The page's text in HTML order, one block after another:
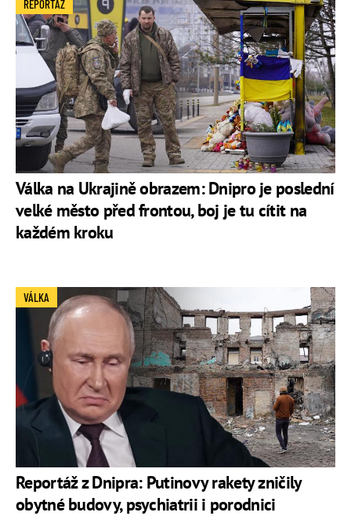
Válka na Ukrajině obrazem: Dnipro je poslední
velké město před frontou, boj je tu cítit na
každém kroku
REPORTÁŽ
Reportáž z Dnipra: Putinovy rakety zničily
obytné budovy, psychiatrii i porodnici
VÁLKA